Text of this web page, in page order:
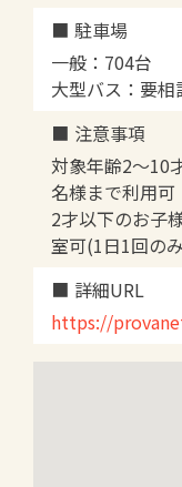
駐車場
一般：704台
大型バス：要相
注意事項
対象年齢2～10
名様まで利用可
2才以下のお子
室可(1日1回の
詳細URL
https://